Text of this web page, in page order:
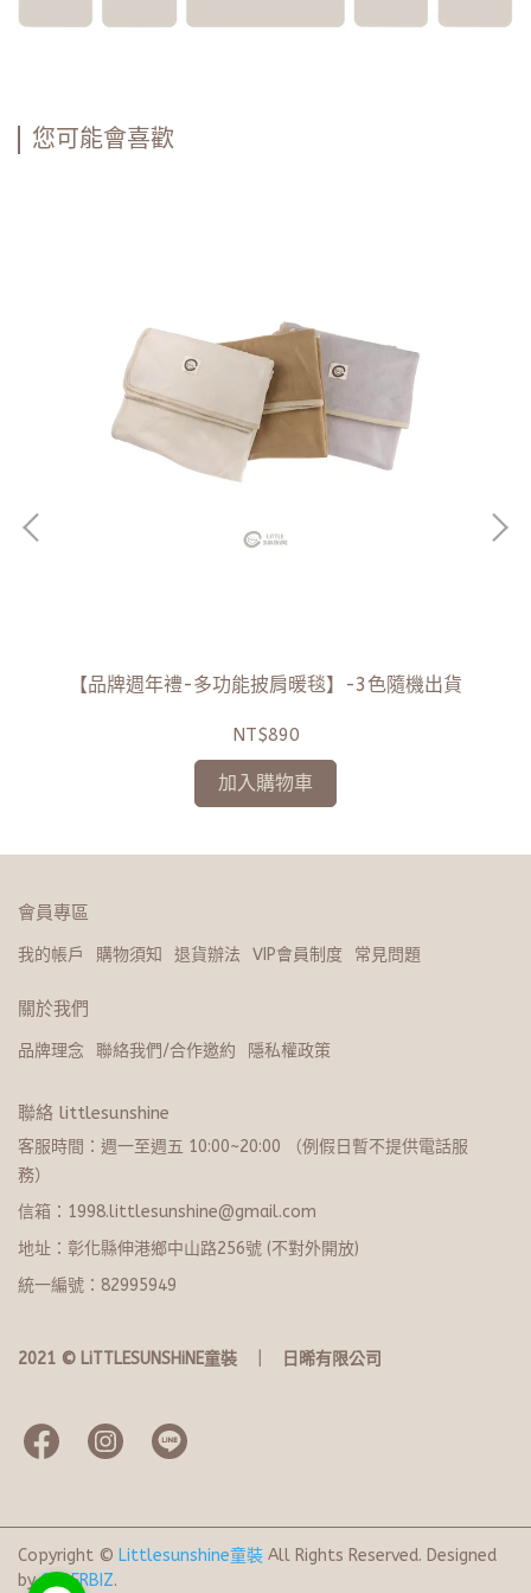
您可能會喜歡
【品牌週年禮-多功能披肩暖毯】-3色隨機出貨
NT$890
加入購物車
會員專區
我的帳戶 購物須知 退貨辦法 VIP會員制度 常見問題
關於我們
品牌理念 聯絡我們/合作邀約 隱私權政策
聯絡 littlesunshine
客服時間：週一至週五 10:00~20:​0​0 （例假日暫不提供電話服
務）
信箱：1998.littlesunshine@gmail.com
地址：彰化縣伸港鄉中山路256號 (不對外開放)
統一編號：82995949
2021 © LiTTLESUNSHiNE童裝   ｜   日晞有限公司
Copyright © Littlesunshine童裝 All Rights Reserved. Designed
byCYBERBIZ.